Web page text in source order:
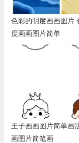
色彩的明度画画图片
度画画图片简单
王子画画图片简单画
画图片简笔画